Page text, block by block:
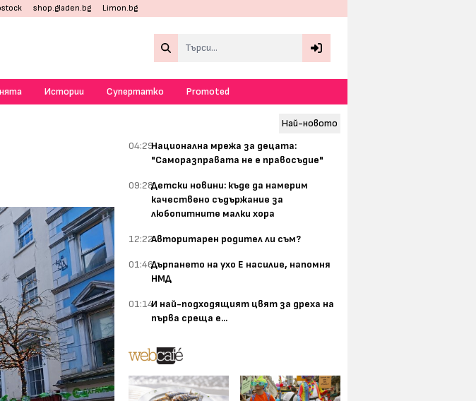
shop.gladen.bg Limon.bg
Истории Супертатко Promoted
Най-новото
04:29Национална мрежа за децата:
"Саморазправата не е правосъдие"
09:28Детски новини: къде да намерим
качествено съдържание за
любопитните малки хора
12:22Авторитарен родител ли съм?
01:46Дърпането на ухо Е насилие, напомня
НМД
01:14И най-подходящият цвят за дреха на
първа среща е...